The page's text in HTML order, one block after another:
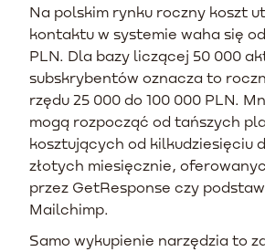
Na polskim rynku roczny koszt
kontaktu w systemie waha się
PLN. Dla bazy liczącej 50 000
subskrybentów oznacza to
rzędu 25 000 do 100 000 PLN.
mogą rozpocząć od tańszych
kosztujących od kilkudziesięciu
złotych miesięcznie,
przez GetResponse czy
Mailchimp.
Samo wykupienie narzędzia to